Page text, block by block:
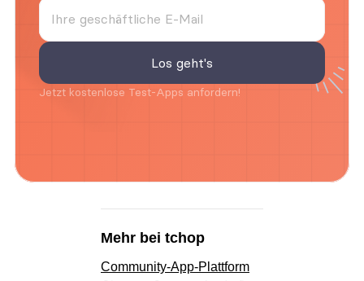
Jetzt kostenlose Test-Apps anfordern!
Mehr bei tchop
Community-App-Plattform